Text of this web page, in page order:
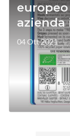
azienda
04 Ott 2021